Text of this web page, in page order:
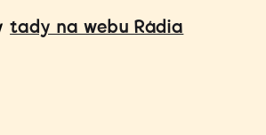
tady na webu Rádia